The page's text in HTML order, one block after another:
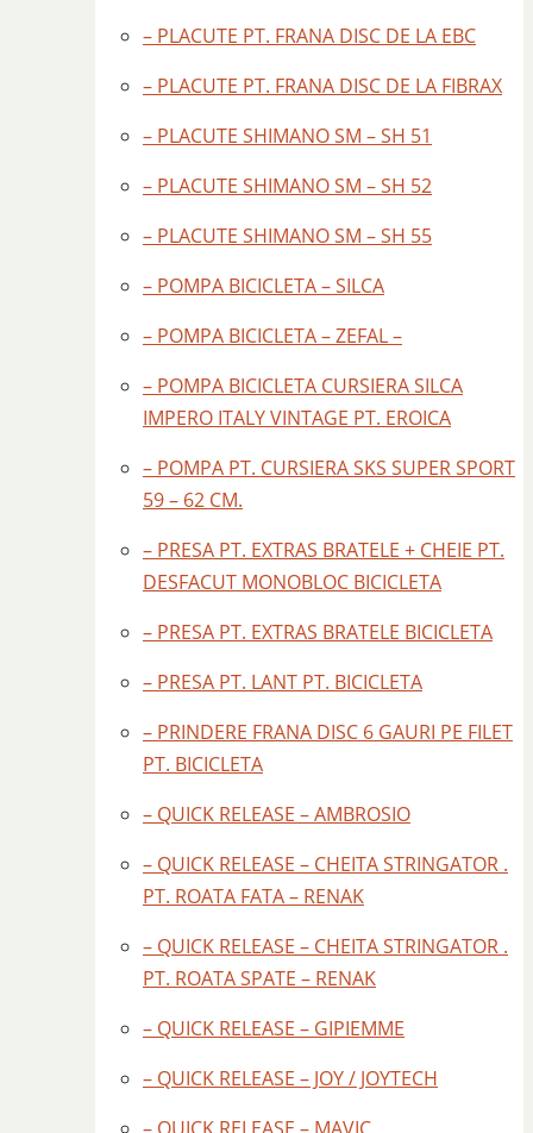
– PLACUTE PT. FRANA DISC DE LA EBC
– PLACUTE PT. FRANA DISC DE LA FIBRAX
– PLACUTE SHIMANO SM – SH 51
– PLACUTE SHIMANO SM – SH 52
– PLACUTE SHIMANO SM – SH 55
– POMPA BICICLETA – SILCA
– POMPA BICICLETA – ZEFAL –
– POMPA BICICLETA CURSIERA SILCA
IMPERO ITALY VINTAGE PT. EROICA
– POMPA PT. CURSIERA SKS SUPER SPORT
59 – 62 CM.
– PRESA PT. EXTRAS BRATELE + CHEIE PT.
DESFACUT MONOBLOC BICICLETA
– PRESA PT. EXTRAS BRATELE BICICLETA
– PRESA PT. LANT PT. BICICLETA
– PRINDERE FRANA DISC 6 GAURI PE FILET
PT. BICICLETA
– QUICK RELEASE – AMBROSIO
– QUICK RELEASE – CHEITA STRINGATOR .
PT. ROATA FATA – RENAK
– QUICK RELEASE – CHEITA STRINGATOR .
PT. ROATA SPATE – RENAK
– QUICK RELEASE – GIPIEMME
– QUICK RELEASE – JOY / JOYTECH